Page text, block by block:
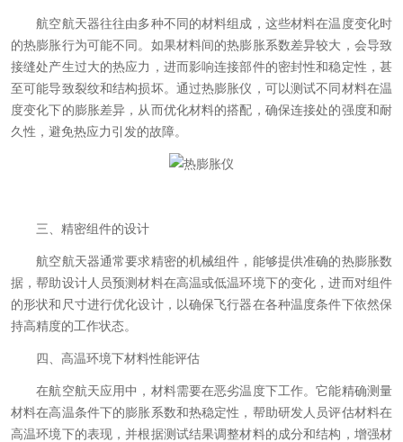
航空航天器往往由多种不同的材料组成，这些材料在温度变化时
的热膨胀行为可能不同。如果材料间的热膨胀系数差异较大，会导致
接缝处产生过大的热应力，进而影响连接部件的密封性和稳定性，甚
至可能导致裂纹和结构损坏。通过热膨胀仪，可以测试不同材料在温
度变化下的膨胀差异，从而优化材料的搭配，确保连接处的强度和耐
久性，避免热应力引发的故障。
三、精密组件的设计
航空航天器通常要求精密的机械组件，能够提供准确的热膨胀数
据，帮助设计人员预测材料在高温或低温环境下的变化，进而对组件
的形状和尺寸进行优化设计，以确保飞行器在各种温度条件下依然保
持高精度的工作状态。
四、高温环境下材料性能评估
在航空航天应用中，材料需要在恶劣温度下工作。它能精确测量
材料在高温条件下的膨胀系数和热稳定性，帮助研发人员评估材料在
高温环境下的表现，并根据测试结果调整材料的成分和结构，增强材